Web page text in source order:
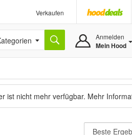
Verkaufen
Anmelden
Mein Hood
ist nicht mehr verfügbar. Mehr